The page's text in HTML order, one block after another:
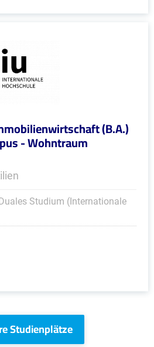
(B.A.)
- Wohntraum
Studium (Internationale
Studienplätze